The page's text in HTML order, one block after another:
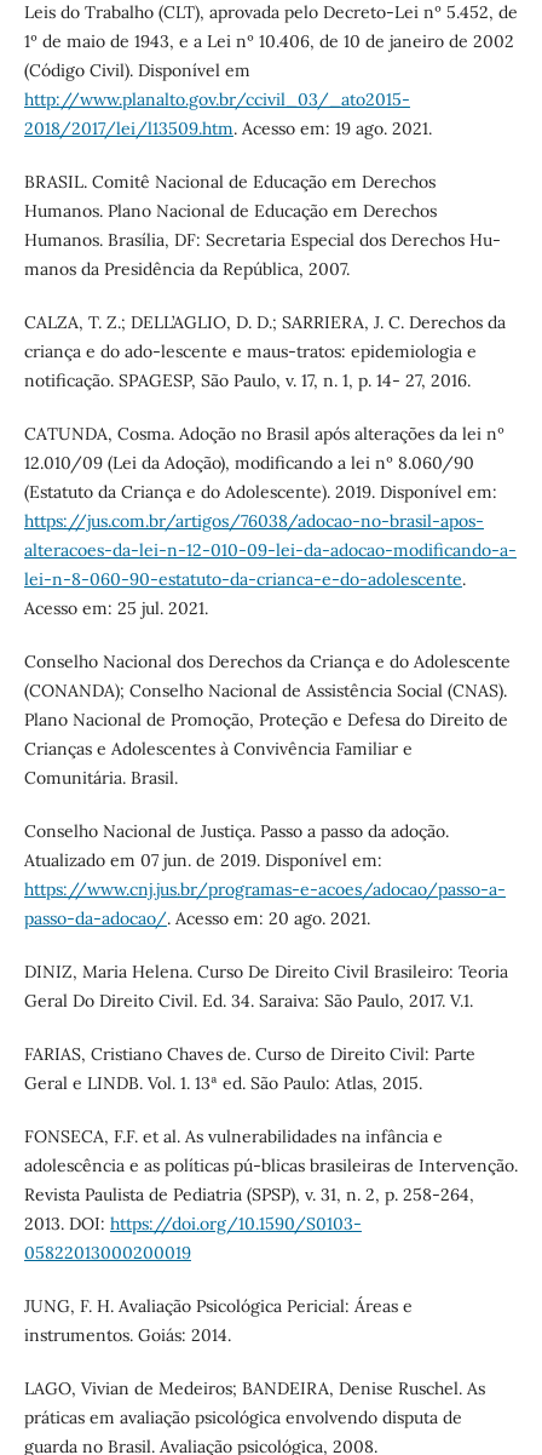
Leis do Trabalho (CLT), aprovada pelo Decreto-Lei nº 5.452, de
1º de maio de 1943, e a Lei nº 10.406, de 10 de janeiro de 2002
(Código Civil). Disponível em
http://www.planalto.gov.br/ccivil_03/_ato2015-
2018/2017/lei/l13509.htm. Acesso em: 19 ago. 2021.
BRASIL. Comitê Nacional de Educação em Derechos
Humanos. Plano Nacional de Educação em Derechos
Humanos. Brasília, DF: Secretaria Especial dos Derechos Hu-
manos da Presidência da República, 2007.
CALZA, T. Z.; DELL’AGLIO, D. D.; SARRIERA, J. C. Derechos da
criança e do ado-lescente e maus-tratos: epidemiologia e
notificação. SPAGESP, São Paulo, v. 17, n. 1, p. 14- 27, 2016.
CATUNDA, Cosma. Adoção no Brasil após alterações da lei nº
12.010/09 (Lei da Adoção), modificando a lei nº 8.060/90
(Estatuto da Criança e do Adolescente). 2019. Disponível em:
https://jus.com.br/artigos/76038/adocao-no-brasil-apos-
alteracoes-da-lei-n-12-010-09-lei-da-adocao-modificando-a-
lei-n-8-060-90-estatuto-da-crianca-e-do-adolescente.
Acesso em: 25 jul. 2021.
Conselho Nacional dos Derechos da Criança e do Adolescente
(CONANDA); Conselho Nacional de Assistência Social (CNAS).
Plano Nacional de Promoção, Proteção e Defesa do Direito de
Crianças e Adolescentes à Convivência Familiar e
Comunitária. Brasil.
Conselho Nacional de Justiça. Passo a passo da adoção.
Atualizado em 07 jun. de 2019. Disponível em:
https://www.cnj.jus.br/programas-e-acoes/adocao/passo-a-
passo-da-adocao/. Acesso em: 20 ago. 2021.
DINIZ, Maria Helena. Curso De Direito Civil Brasileiro: Teoria
Geral Do Direito Civil. Ed. 34. Saraiva: São Paulo, 2017. V.1.
FARIAS, Cristiano Chaves de. Curso de Direito Civil: Parte
Geral e LINDB. Vol. 1. 13ª ed. São Paulo: Atlas, 2015.
FONSECA, F.F. et al. As vulnerabilidades na infância e
adolescência e as políticas pú-blicas brasileiras de Intervenção.
Revista Paulista de Pediatria (SPSP), v. 31, n. 2, p. 258-264,
2013. DOI: https://doi.org/10.1590/S0103-
05822013000200019
JUNG, F. H. Avaliação Psicológica Pericial: Áreas e
instrumentos. Goiás: 2014.
LAGO, Vivian de Medeiros; BANDEIRA, Denise Ruschel. As
práticas em avaliação psicológica envolvendo disputa de
guarda no Brasil. Avaliação psicológica, 2008.